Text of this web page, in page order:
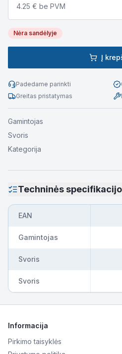
4.25 € be PVM
Nėra sandėlyje
Į
Padedame parinkti
Greitas pristatymas
Gamintojas
Svoris
Kategorija
Techninės
EAN
Gamintojas
Svoris
Svoris
Informacija
Pirkimo taisyklės